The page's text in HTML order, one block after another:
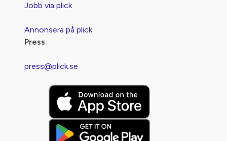
Jobb via plick
Annonsera på plick
Press
press@plick.se